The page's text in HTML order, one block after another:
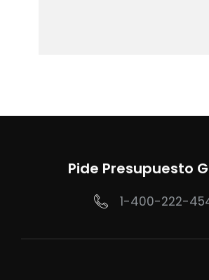
Pide Presupuesto
1-400-222-